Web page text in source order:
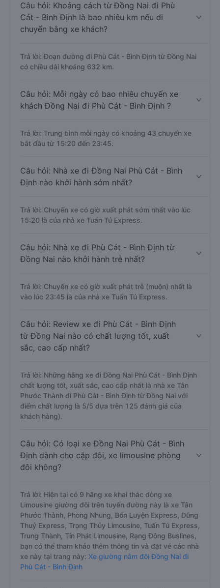
Câu hỏi: Khoảng cách từ Đồng Nai đi Phù
Cát - Bình Định là bao nhiêu km nếu di
chuyển bằng xe khách?
Trả lời: Đoạn đường đi Phù Cát - Bình Định từ Đồng Nai
có chiều dài khoảng 632 km.
Câu hỏi: Mỗi ngày có bao nhiêu chuyến xe
khách Đồng Nai đi Phù Cát - Bình Định ?
Trả lời: Trung bình mỗi ngày có khoảng 43 chuyến xe
bắt đầu từ 15:20 đến 23:45.
Câu hỏi: Nhà xe đi Đồng Nai Phù Cát - Bình
Định nào khởi hành sớm nhất?
Trả lời: Chuyến xe có giờ xuất phát sớm nhất vào lúc
15:20 là của nhà xe Tuấn Tú Express.
Câu hỏi: Nhà xe đi Phù Cát - Bình Định từ
Đồng Nai nào khởi hành trễ nhất?
Trả lời: Chuyến xe có giờ xuất phát trễ (muộn) nhất là
vào lúc 23:45 là của nhà xe Tuấn Tú Express.
Câu hỏi: Review xe đi Phù Cát - Bình Định
từ Đồng Nai nào có chất lượng tốt, xuất
sắc, cao cấp nhất?
Trả lời: Những hãng xe đi Đồng Nai Phù Cát - Bình Định
chất lượng tốt, xuất sắc, cao cấp nhất là nhà xe Tân
Phước Thành đi Phù Cát - Bình Định từ Đồng Nai với
điểm chất lượng là 5/5 dựa trên 125 đánh giá của
khách hàng).
Câu hỏi: Có loại xe Đồng Nai Phù Cát - Bình
Định dành cho cặp đôi, xe limousine phòng
đôi không?
Trả lời: Hiện tại có 9 hãng xe khai thác dòng xe
Limousine giường đôi trên tuyến đường này là xe Tân
Phước Thành, Phong Nhung, Bốn Luyện Express, Dũng
Thuỷ Express, Trọng Thủy Limousine, Tuấn Tú Express,
Trung Thành, Tín Phát Limousine, Rạng Đông Buslines,
bạn có thể tham khảo thêm thông tin và đặt vé các nhà
xe này tại trang này: Xe giường nằm đôi Đồng Nai đi
Phù Cát - Bình Định